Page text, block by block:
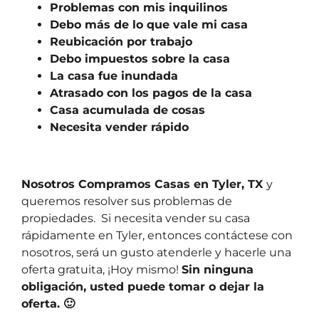
Problemas con mis inquilinos
Debo más de lo que vale mi casa
Reubicación por trabajo
Debo impuestos sobre la casa
La casa fue inundada
Atrasado con los pagos de la casa
Casa acumulada de cosas
Necesita vender rápido
Nosotros Compramos Casas en Tyler, TX y
queremos resolver sus problemas de
propiedades. Si necesita vender su casa
rápidamente en Tyler, entonces contáctese con
nosotros, será un gusto atenderle y hacerle una
oferta gratuita, ¡Hoy mismo! Sin ninguna
obligación, usted puede tomar o dejar la
oferta. 🙂